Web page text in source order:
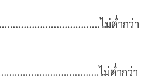
ไม่ต่ำกว่า
ไม่ต่ำกว่า